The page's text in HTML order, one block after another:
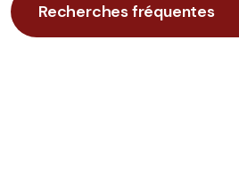
Recherches fréquentes